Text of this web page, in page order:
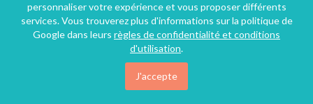
personnaliser votre expérience et vous proposer différents
services. Vous trouverez plus d'informations sur la politique de
Google dans leurs règles de confidentialité et conditions
d'utilisation.
J'accepte